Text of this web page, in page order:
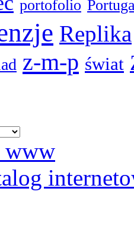
portofolio
Replika
z-m-p świat
www